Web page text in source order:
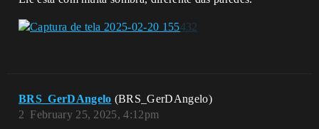
BRS_GerDAngelo (BRS_GerDAngelo)
February 25, 2025, 4:12pm
2